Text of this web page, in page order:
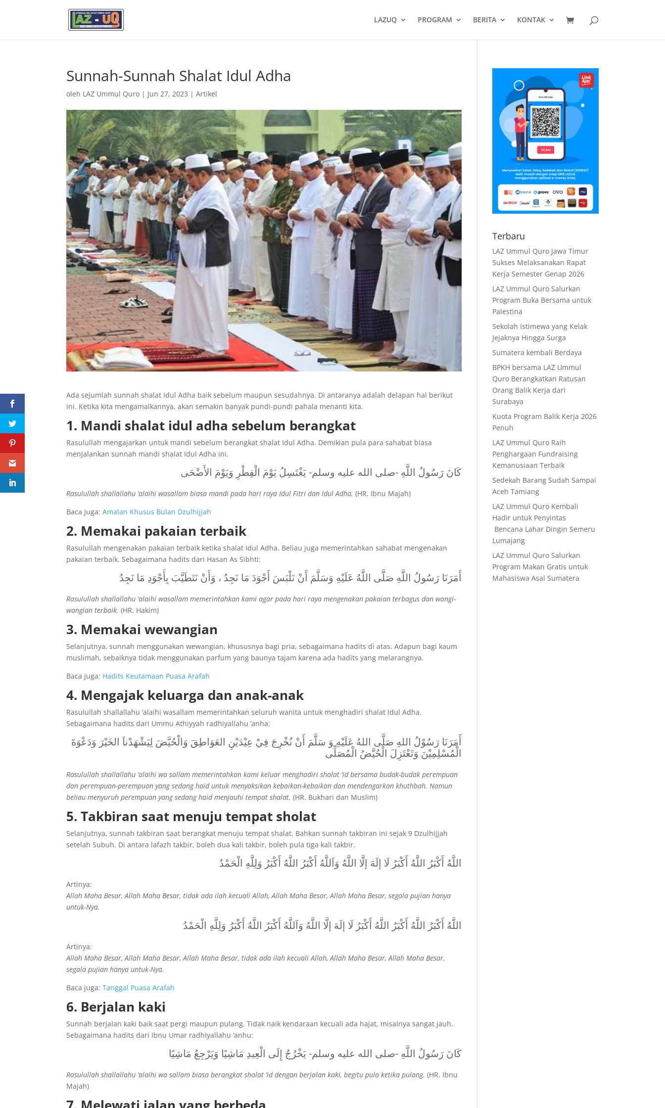
LAZUQ PROGRAM BERITA KONTAK
Sunnah-Sunnah Shalat Idul Adha
oleh LAZ Ummul Quro | Jun 27, 2023 |Artikel
Ada sejumlah sunnah shalat Idul Adha baik sebelum maupun sesudahnya. Di antaranya adalah delapan hal berikut
ini. Ketika kita mengamalkannya, akan semakin banyak pundi-pundi pahala menanti kita.
1. Mandi shalat idul adha sebelum berangkat
Rasulullah mengajarkan untuk mandi sebelum berangkat shalat Idul Adha. Demikian pula para sahabat biasa
menjalankan sunnah mandi shalat Idul Adha ini.
كَانَ رَسُولُ اللَّهِ -صلى الله عليه وسلم- يَغْتَسِلُ يَوْمَ الْفِطْرِ وَيَوْمَ الأَضْحَى
Rasulullah shallallahu ‘alaihi wasallam biasa mandi pada hari raya Idul Fitri dan Idul Adha.(HR. Ibnu Majah)
Baca juga:Amalan Khusus Bulan Dzulhijjah
2. Memakai pakaian terbaik
Rasulullah mengenakan pakaian terbaik ketika shalat Idul Adha. Beliau juga memerintahkan sahabat mengenakan
pakaian terbaik. Sebagaimana hadits dari Hasan As Sibhti:
أَمَرَنَا رَسُولُ اللَّهِ صَلَّى اللَّهُ عَلَيْهِ وَسَلَّمَ أَنْ نَلْبَسَ أَجْوَدَ مَا نَجِدُ ، وَأَنْ نَتَطَيَّبَ بِأَجْوَدِ مَا نَجِدُ
Rasulullah shallallahu ‘alaihi wasallam memerintahkan kami agar pada hari raya mengenakan pakaian terbagus dan wangi-
wangian terbaik. (HR. Hakim)
3. Memakai wewangian
Selanjutnya, sunnah menggunakan wewangian, khususnya bagi pria, sebagaimana hadits di atas. Adapun bagi kaum
muslimah, sebaiknya tidak menggunakan parfum yang baunya tajam karena ada hadits yang melarangnya.
Baca juga: Hadits Keutamaan Puasa Arafah
4. Mengajak keluarga dan anak-anak
Rasulullah shallallahu ‘alaihi wasallam memerintahkan seluruh wanita untuk menghadiri shalat Idul Adha.
Sebagaimana hadits dari Ummu Athiyyah radhiyallahu ‘anha:
أَمَرَنَا رَسُوْلُ اللهِ صَلَّى اللهُ عَلَيْهِ وَ سَلَّمَ أَنْ نُخْرِجَ فِيْ عِيْدَيْنِ العَوَاطِقَ وَالْحُيَّضَ لِيَشْهَدْناَ الخَيْرَ وَدَعْوَةَ
الْمُسْلِمِيْنَ وَتَعْتَزِلَ الْحُيَّضُ الْمُصَلِّى
Rasulullah shallallahu ‘alaihi wa sallam memerintahkan kami keluar menghadiri shalat ‘id bersama budak-budak perempuan
dan perempuan-perempuan yang sedang haid untuk menyaksikan kebaikan-kebaikan dan mendengarkan khuthbah. Namun
beliau menyuruh perempuan yang sedang haid menjauhi tempat shalat. (HR. Bukhari dan Muslim)
5. Takbiran saat menuju tempat sholat
Selanjutnya, sunnah takbiran saat berangkat menuju tempat shalat. Bahkan sunnah takbiran ini sejak 9 Dzulhijjah
setelah Subuh. Di antara lafazh takbir, boleh dua kali takbir, boleh pula tiga kali takbir.
اللَّهُ أَكْبَرُ اللَّهُ أَكْبَرُ لَا إلَهَ إلَّا اللَّهُ وَاَللَّهُ أَكْبَرُ اللَّهُ أَكْبَرُ وَلِلَّهِ الْحَمْدُ
Artinya:
Allah Maha Besar, Allah Maha Besar, tidak ada ilah kecuali Allah, Allah Maha Besar, Allah Maha Besar, segala pujian hanya
untuk-Nya.
اللَّهُ أَكْبَرُ اللَّهُ أَكْبَرُ اللَّهُ أَكْبَرُ لَا إلَهَ إلَّا اللَّهُ وَاَللَّهُ أَكْبَرُ اللَّهُ أَكْبَرُ وَلِلَّهِ الْحَمْدُ
Artinya:
Allah Maha Besar, Allah Maha Besar, Allah Maha Besar, tidak ada ilah kecuali Allah, Allah Maha Besar, Allah Maha Besar,
segala pujian hanya untuk-Nya.
Baca juga:Tanggal Puasa Arafah
6. Berjalan kaki
Sunnah berjalan kaki baik saat pergi maupun pulang. Tidak naik kendaraan kecuali ada hajat, misalnya sangat jauh.
Sebagaimana hadits dari Ibnu Umar radhiyallahu ‘anhu:
كَانَ رَسُولُ اللَّهِ -صلى الله عليه وسلم- يَخْرُجُ إِلَى الْعِيدِ مَاشِيًا وَيَرْجِعُ مَاشِيًا
Rasulullah shallallahu ‘alaihi wa sallam biasa berangkat shalat ‘id dengan berjalan kaki, begitu pula ketika pulang. (HR. Ibnu
Majah)
Terbaru
LAZ Ummul Quro Jawa Timur
Sukses Melaksanakan Rapat
Kerja Semester Genap 2026
LAZ Ummul Quro Salurkan
Program Buka Bersama untuk
Palestina
Sekolah Istimewa yang Kelak
Jejaknya Hingga Surga
Sumatera kembali Berdaya
BPKH bersama LAZ Ummul
Quro Berangkatkan Ratusan
Orang Balik Kerja dari
Surabaya
Kuota Program Balik Kerja 2026
Penuh
LAZ Ummul Quro Raih
Penghargaan Fundraising
Kemanusiaan Terbaik
Sedekah Barang Sudah Sampai
Aceh Tamiang
LAZ Ummul Quro Kembali
Hadir untuk Penyintas
Bencana Lahar Dingin Semeru
Lumajang
LAZ Ummul Quro Salurkan
Program Makan Gratis untuk
Mahasiswa Asal Sumatera